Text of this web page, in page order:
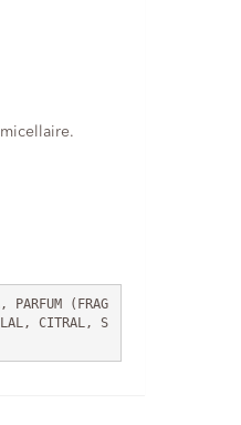
PARFUM (FRAG
CITRAL, S